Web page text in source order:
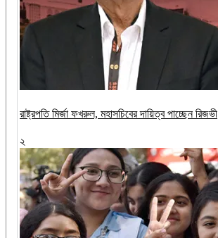
রাষ্ট্রপতি মির্জা ফখরুল, মহাসচিবের দায়িত্ব পাচ্ছেন রিজভী
২